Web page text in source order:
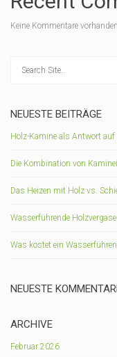
Keine Kommentare vorhanden.
NEUESTE BEITRÄGE
Holz-Kamine als Antwort
Die Kombination von
Das Heizen mit Holz vs.
Wasserführende
Was kostet ein
NEUESTE
ARCHIVE
Februar 2026